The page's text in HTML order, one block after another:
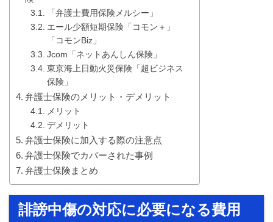
「弁護士費用保険メルシー」
エール少額短期保険「コモン＋」
「コモンBiz」
Jcom「ネットあんしん保険」
東京海上日動火災保険「超ビジネス
保険」
弁護士保険のメリット・デメリット
メリット
デメリット
弁護士保険に加入する際の注意点
弁護士保険でカバーされた事例
弁護士保険まとめ
誹謗中傷の対応に必要になる費用